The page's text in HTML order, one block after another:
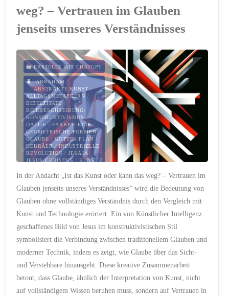
biblischer
Wegweiser
für
verantwortungsvolle
Führung"
weg? – Vertrauen im Glauben
jenseits unseres Verständnisses
ERSTELLT MIT CHATGPT
ABRAHAM /
ABSTRAKTE KUNST /
ALLTAGSMETAPHERN /
BIBELZITATE /
BILDBESCHREIBUNG:
KONSTRUKTIVISMUS /
DALL·E/FARBPALETTE/
GEOMETRISCHE FORMEN/
GLAUBE /GOTTES PLAN /
HEBRÄER /INDUSTRIELLE
REVOLUTION / JESAJA/
JESUS CHRISTUS / KUNST/
/MODERNE
/ SOZIALE
TECHNOLOGIE/
TECHNOLOGIE UND
KREATIVITÄT/
VERSTÄNDNIS/
In der Andacht „Ist das Kunst oder kann das weg? – Vertrauen im
Glauben jenseits unseres Verständnisses“ wird die Bedeutung von
Glauben ohne vollständiges Verständnis durch den Vergleich mit
Kunst und Technologie erörtert. Ein von Künstlicher Intelligenz
geschaffenes Bild von Jesus im konstruktivistischen Stil
symbolisiert die Verbindung zwischen traditionellem Glauben und
moderner Technik, indem es zeigt, wie Glaube über das Sicht-
und Verstehbare hinausgeht. Diese kreative Zusammenarbeit
betont, dass Glaube, ähnlich der Interpretation von Kunst, nicht
auf vollständigem Wissen beruhen muss, sondern auf Vertrauen in